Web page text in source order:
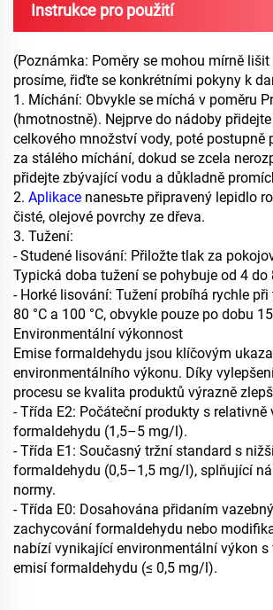
Instrukce pro použití
(Poznámka: Poměry se mohou mírně lišit
prosíme, řiďte se konkrétními pokyny k
1. Míchání: Obvykle se míchá v poměru
(hmotnostně). Nejprve do nádoby
celkového množství vody, poté postupně
za stálého míchání, dokud se zcela
přidejte zbývající vodu a důkladně
2. Aplikace nanesьте připravený lepidlo
čisté, olejové povrchy ze dřeva.
3. Tužení:
- Studené lisování: Přiložte tlak za
Typická doba tužení se pohybuje od 4 do
- Horké lisování: Tužení probíhá rychle
80 °C a 100 °C, obvykle pouze po dobu
Environmentální výkonnost
Emise formaldehydu jsou klíčovým
environmentálního výkonu. Díky
procesu se kvalita produktů výrazně
- Třída E2: Počáteční produkty s relativně
formaldehydu (1,5–5 mg/l).
- Třída E1: Současný tržní standard s
formaldehydu (0,5–1,5 mg/l), splňující
normy.
- Třída E0: Dosahována přidaním
zachycování formaldehydu nebo
nabízí vynikající environmentální výkon s
emisí formaldehydu (≤ 0,5 mg/l).